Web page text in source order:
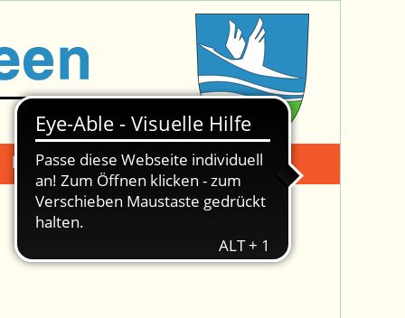
Mängelmeldung Suche -